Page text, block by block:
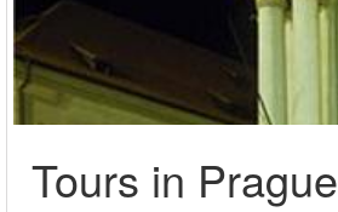
Tours in Prague